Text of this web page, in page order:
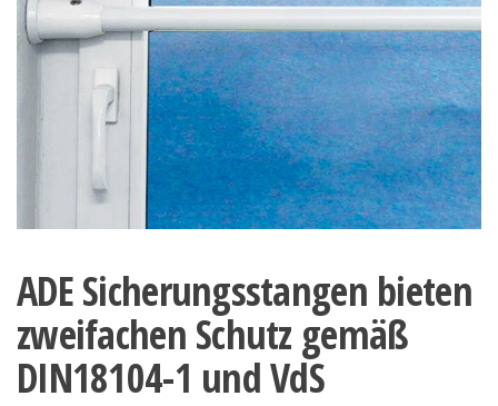
ADE Sicherungsstangen bieten
zweifachen Schutz gemäß
DIN18104-1 und VdS